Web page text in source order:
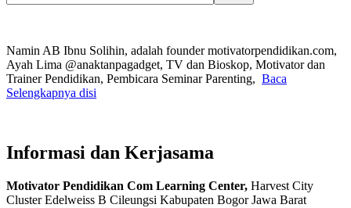
Namin AB Ibnu Solihin, adalah founder motivatorpendidikan.com,
Ayah Lima @anaktanpagadget, TV dan Bioskop, Motivator dan
Trainer Pendidikan, Pembicara Seminar Parenting, Baca
Selengkapnya disi
Informasi dan Kerjasama
Motivator Pendidikan Com Learning Center, Harvest City
Cluster Edelweiss B Cileungsi Kabupaten Bogor Jawa Barat